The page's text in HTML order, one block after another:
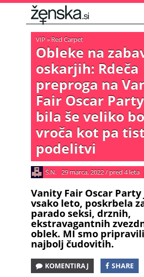
VIP» Red Carpet
Obleke na
oskarjih: Rdeča
preproga na
Fair Oscar
bila še veliko
vroča kot pa
podelitvi
Š.N. 29 marca, 2022/ pred 4 leta
Vanity Fair Oscar
vsako leto, poskrbela
parado seksi, drznih,
ekstravagantnih
oblek. MI smo
najbolj čudovitih.
KOMENTIRAJ SHARE